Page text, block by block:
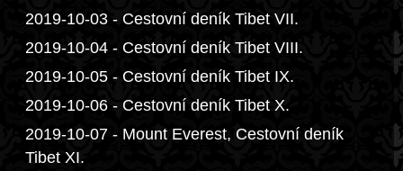
2019-10-03 - Cestovní deník Tibet VII.
2019-10-04 - Cestovní deník Tibet VIII.
2019-10-05 - Cestovní deník Tibet IX.
2019-10-06 - Cestovní deník Tibet X.
2019-10-07 - Mount Everest, Cestovní deník
Tibet XI.